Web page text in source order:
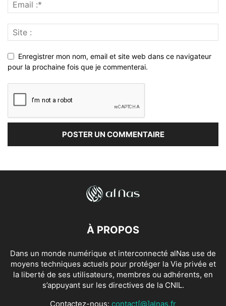
Enregistrer mon nom, email et site web dans ce navigateur
pour la prochaine fois que je commenterai.
À PROPOS
Dans un monde numérique et interconnecté alNas use de
moyens techniques actuels pour protéger la Vie privée et
la liberté de ses utilisateurs, membres ou adhérents, en
s’appuyant sur les directives de la CNIL.
Contactez-nous: contact[@]alnas.fr